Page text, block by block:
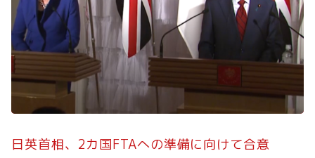
日英首相、2カ国FTAへの準備に向けて合意